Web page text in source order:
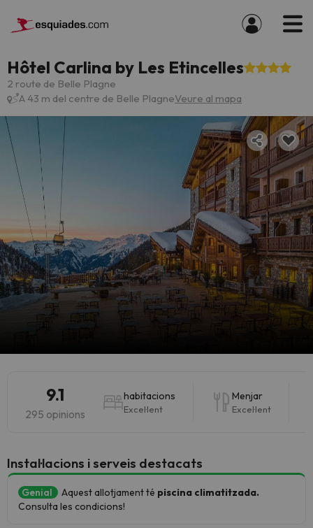
Hôtel Carlina by Les Etincelles
2 route de Belle Plagne
A 43 m del centre de Belle PlagneVeure al mapa
9.1
295 opinions
habitacions
Excel·lent
Menjar
Excel·lent
Instal·lacions i serveis destacats
Genial Aquest allotjament té piscina climatitzada.
Consulta les condicions!